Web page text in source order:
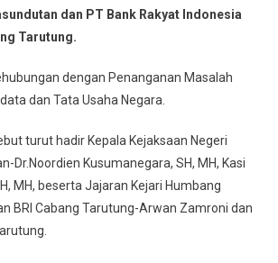
dan PT Bank Rakyat Indonesia
Tarutung.
dengan Penanganan Masalah
dan Tata Usaha Negara.
turut hadir Kepala Kejaksaan Negeri
Dr.Noordien Kusumanegara, SH, MH, Kasi
MH, beserta Jajaran Kejari Humbang
BRI Cabang Tarutung-Arwan Zamroni dan